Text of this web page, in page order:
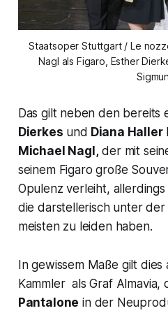
Staatsoper Stuttgart / Le
Nagl als Figaro, Esther
Das gilt neben den bereits
Dierkes und Diana Haller
Michael Nagl,der mit
seinem Figaro große
Opulenz verleiht,
die darstellerisch unter der
meisten zu leiden haben.
In gewissem Maße gilt dies
Kammler als Graf Almavia,
Pantalone in der